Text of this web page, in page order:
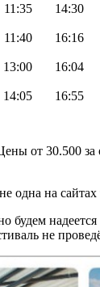
11:35
14:30
11:40
16:16
13:00
16:04
14:05 16:55
от 30.500 за
одна на сайтах
не